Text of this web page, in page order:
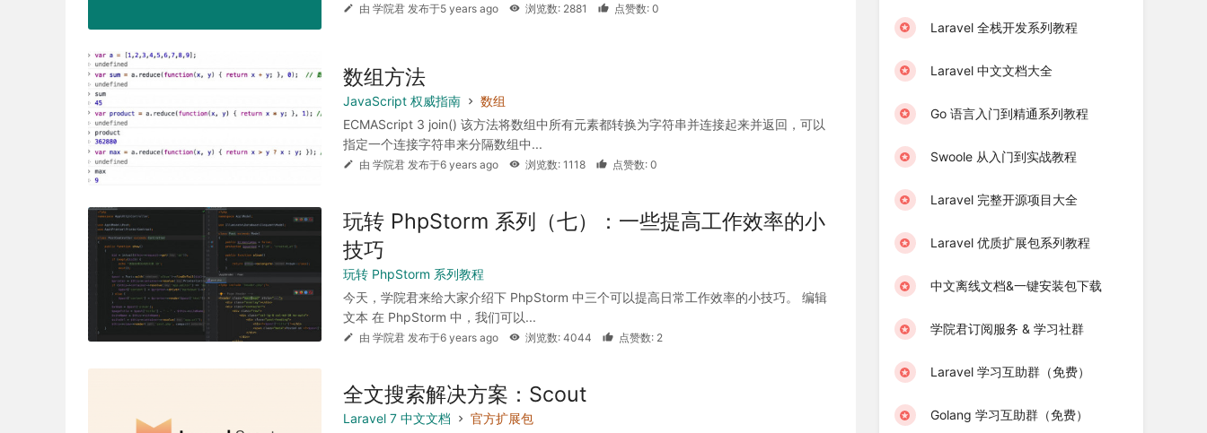
由 学院君 发布于5 years ago 浏览数: 2881 点赞数: 0
数组方法
JavaScript 权威指南
数组
ECMAScript 3 join() 该方法将数组中所有元素都转换为字符串并连接起来并返回，可以
指定一个连接字符串来分隔数组中...
由 学院君 发布于6 years ago 浏览数: 1118 点赞数: 0
玩转 PhpStorm 系列（七）：一些提高工作效率的小
技巧
玩转 PhpStorm 系列教程
今天，学院君来给大家介绍下 PhpStorm 中三个可以提高日常工作效率的小技巧。 编辑
文本 在 PhpStorm 中，我们可以...
由 学院君 发布于6 years ago 浏览数: 4044 点赞数: 2
全文搜索解决方案：Scout
Laravel 7 中文文档
官方扩展包
Laravel 全栈开发系列教程
Laravel 中文文档大全
Go 语言入门到精通系列教程
Swoole 从入门到实战教程
Laravel 完整开源项目大全
Laravel 优质扩展包系列教程
中文离线文档&一键安装包下载
学院君订阅服务 & 学习社群
Laravel 学习互助群（免费）
Golang 学习互助群（免费）